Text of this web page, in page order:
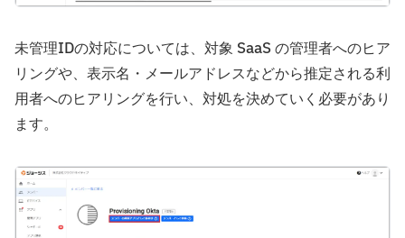
未管理IDの対応については、対象 SaaS の管理者へのヒア
リングや、表示名・メールアドレスなどから推定される利
用者へのヒアリングを行い、対処を決めていく必要があり
ます。